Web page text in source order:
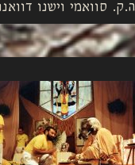
סוואמי וישנו